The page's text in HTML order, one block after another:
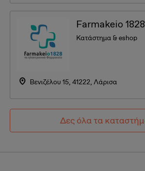
Farmakeio 1828
Κατάστημα & eshop
Βενιζέλου 15, 41222, Λάρισα
Δες όλα τα